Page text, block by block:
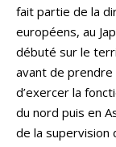
fait partie de la
européens, au
débuté sur le
avant de
d’exercer la
du nord puis en
de la supervision